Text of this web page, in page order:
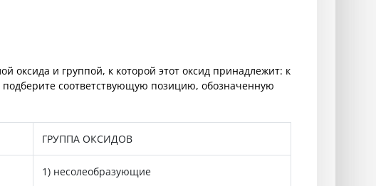
оксида и группой, к которой этот оксид принадлежит: к
соответствующую позицию, обозначенную
ГРУППА ОКСИДОВ
1) несолеобразующие